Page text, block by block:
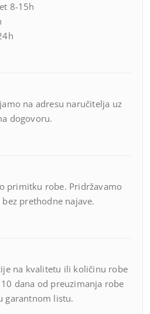
8-15h
na adresu naručitelja uz
dogovoru.
primitku robe. Pridržavamo
prethodne najave.
na kvalitetu ili količinu robe
dana od preuzimanja robe
garantnom listu.